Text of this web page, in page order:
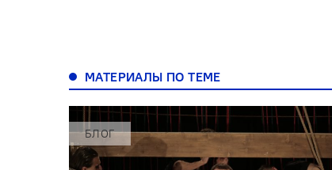
МАТЕРИАЛЫ ПО ТЕМЕ
БЛОГ